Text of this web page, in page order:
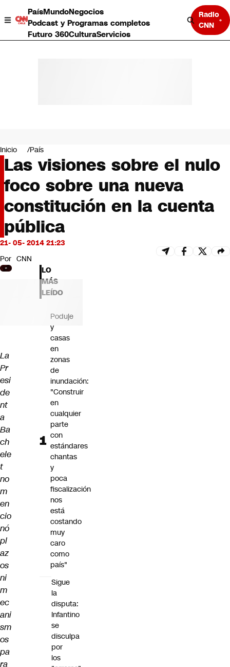
PaísMundoNegocios
Podcast y Programas completos
Futuro 360CulturaServicios
Radio
CNN
Negocios
Deportes
Programas completos
Cultura
Servicios
Bits
CNN Data
CNN tiempo
Futuro 360
Inicio País
Las visiones sobre el nulo
foco sobre una nueva
constitución en la cuenta
pública
21- 05- 2014 21:23
Por CNN
La
Pr
esi
de
nt
a
Ba
ch
ele
t
no
m
en
cio
nó
pl
az
os
ni
m
ec
ani
sm
os
pa
ra
LO
MÁS
LEÍDO
Poduje
y
casas
en
zonas
de
inundación:
"Construir
en
cualquier
parte
con
estándares
chantas
y
poca
fiscalización
nos
está
costando
muy
caro
como
país"
Sigue
la
disputa:
Infantino
se
disculpa
por
los